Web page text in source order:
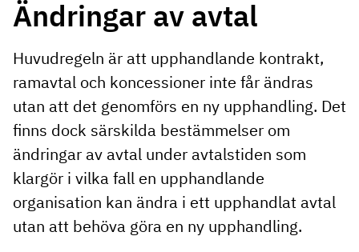
Ändringar av avtal
Huvudregeln är att upphandlande kontrakt,
ramavtal och koncessioner inte får ändras
utan att det genomförs en ny upphandling. Det
finns dock särskilda bestämmelser om
ändringar av avtal under avtalstiden som
klargör i vilka fall en upphandlande
organisation kan ändra i ett upphandlat avtal
utan att behöva göra en ny upphandling.